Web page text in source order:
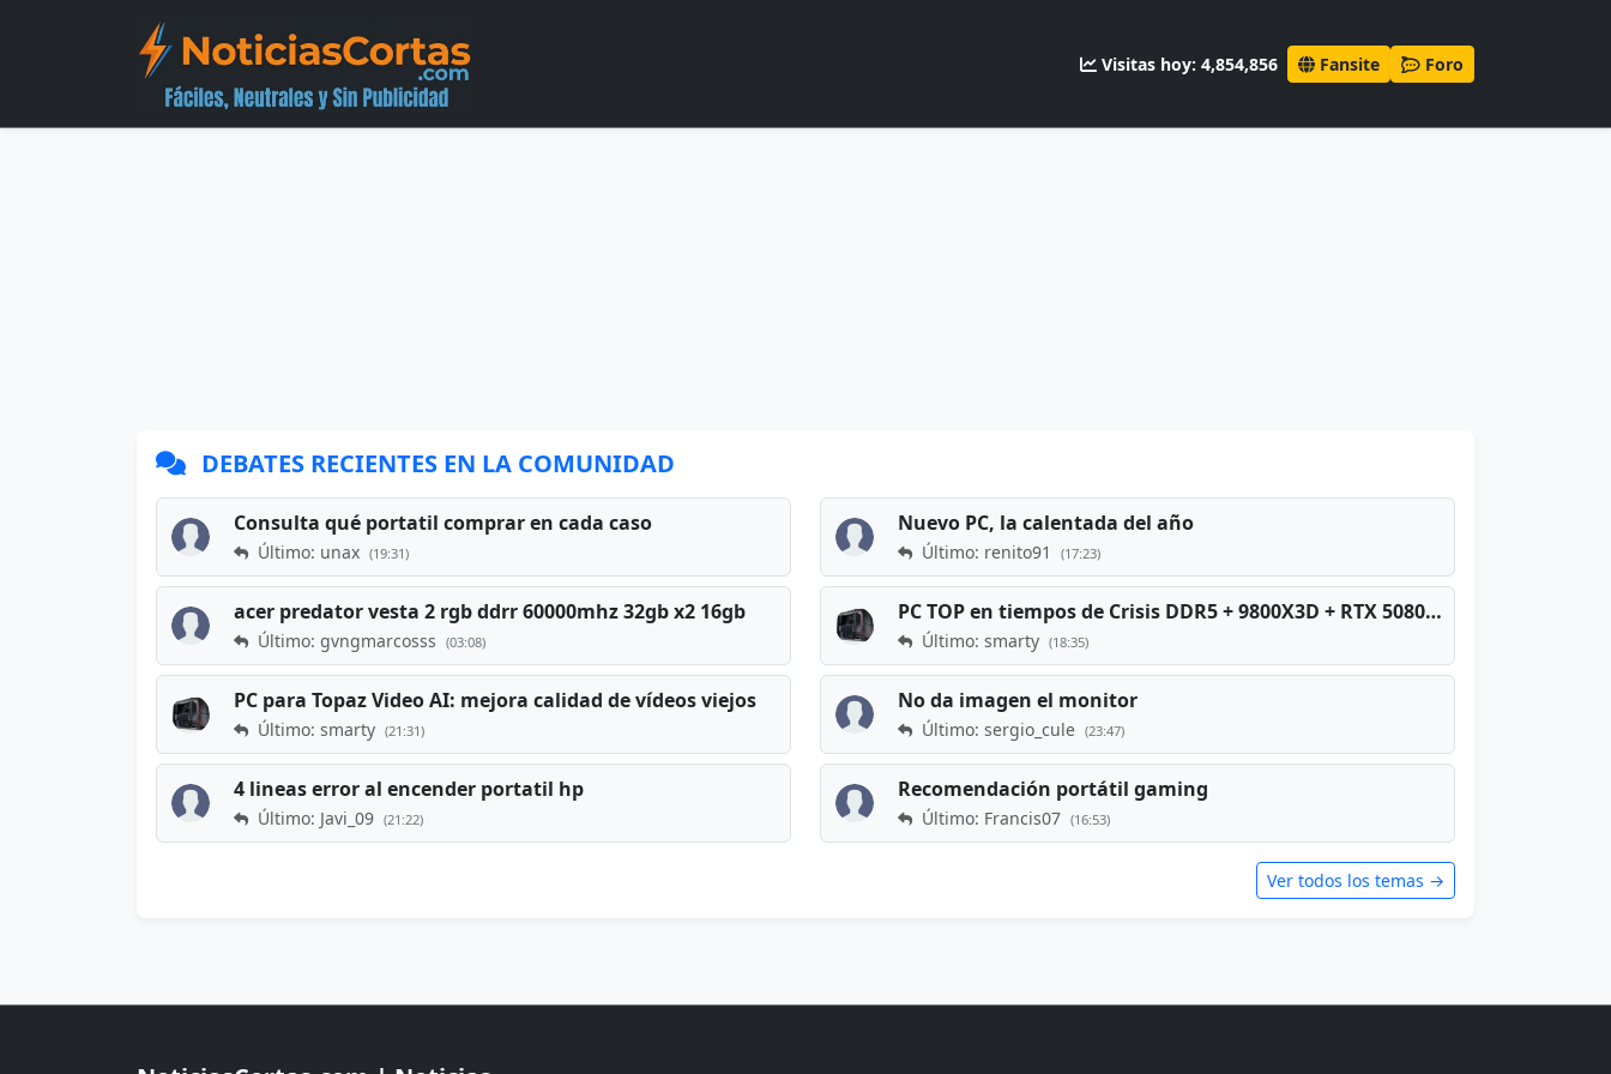
Visitas hoy: 4,854,856 Fansite Foro
DEBATES RECIENTES EN LA COMUNIDAD
Consulta qué portatil comprar en cada caso
Último: unax (19:31)
Nuevo PC, la calentada del año
Último: renito91 (17:23)
acer predator vesta 2 rgb ddrr 60000mhz 32gb x2 16gb
Último: gvngmarcosss (03:08)
PC TOP en tiempos de Crisis DDR5 + 9800X3D + RTX 5080 [2026][2400€]
Último: smarty (18:35)
PC para Topaz Video AI: mejora calidad de vídeos viejos
Último: smarty (21:31)
No da imagen el monitor
Último: sergio_cule (23:47)
4 lineas error al encender portatil hp
Último: Javi_09 (21:22)
Recomendación portátil gaming
Último: Francis07 (16:53)
Ver todos los temas →